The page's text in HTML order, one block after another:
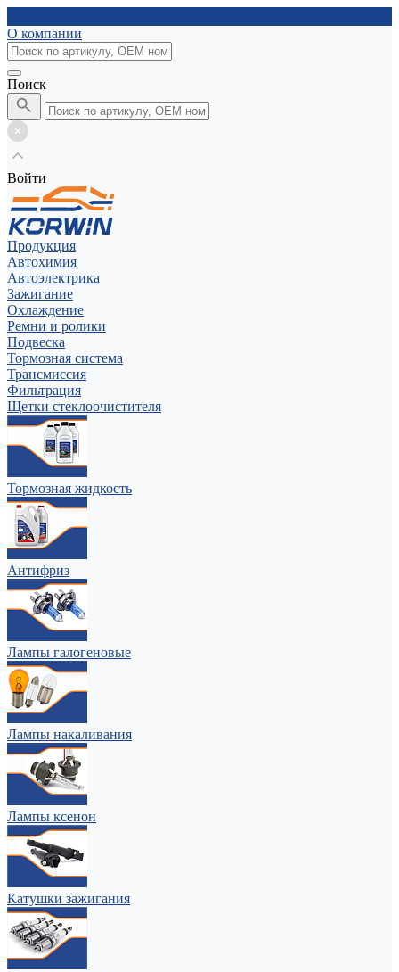
О компании
Поиск
Войти
Продукция
Автохимия
Автоэлектрика
Зажигание
Охлаждение
Ремни и ролики
Подвеска
Тормозная система
Трансмиссия
Фильтрация
Щетки стеклоочистителя
Тормозная жидкость
Антифриз
Лампы галогеновые
Лампы накаливания
Лампы ксенон
Катушки зажигания